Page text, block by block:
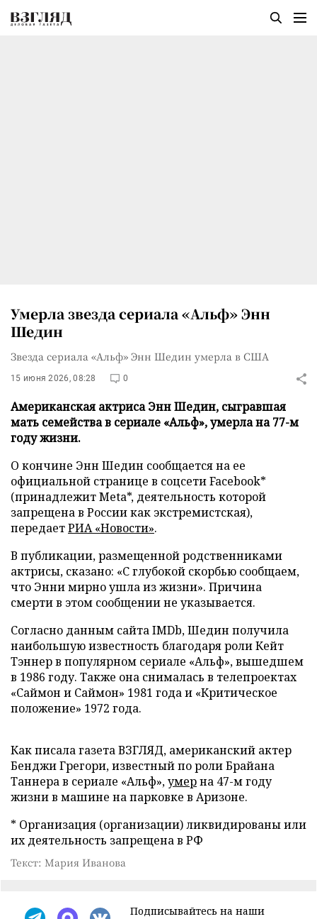
Умерла звезда сериала «Альф» Энн
Шедин
Звезда сериала «Альф» Энн Шедин умерла в США
15 июня 2026, 08:28 0
Американская актриса Энн Шедин, сыгравшая
мать семейства в сериале «Альф», умерла на 77-м
году жизни.
О кончине Энн Шедин сообщается на ее
официальной странице в соцсети Facebook*
(принадлежит Meta*, деятельность которой
запрещена в России как экстремистская),
передаетРИА «Новости».
В публикации, размещенной родственниками
актрисы, сказано: «С глубокой скорбью сообщаем,
что Энни мирно ушла из жизни». Причина
смерти в этом сообщении не указывается.
Согласно данным сайта IMDb, Шедин получила
наибольшую известность благодаря роли Кейт
Тэннер в популярном сериале «Альф», вышедшем
в 1986 году. Также она снималась в телепроектах
«Саймон и Саймон» 1981 года и «Критическое
положение» 1972 года.
Как писала газета ВЗГЛЯД, американский актер
Бенджи Грегори, известный по роли Брайана
Таннера в сериале «Альф»,умерна 47-м году
жизни в машине на парковке в Аризоне.
* Организация (организации) ликвидированы или
их деятельность запрещена в РФ
Текст: Мария Иванова
Подписывайтесь на наши